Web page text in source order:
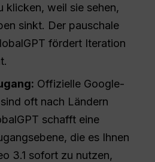
klicken, weil sie sehen,
sinkt. Der pauschale
fördert Iteration
Offizielle Google-
oft nach Ländern
schafft eine
die es Ihnen
3.1 sofort zu nutzen,